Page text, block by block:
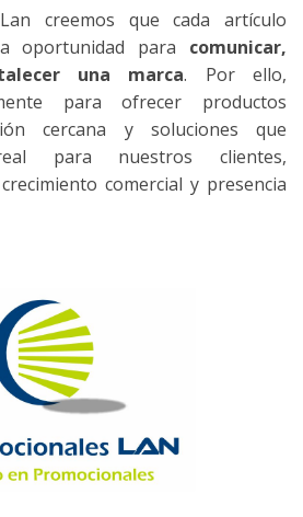
creemos que cada artículo
oportunidad para comunicar,
una marca. Por ello,
para ofrecer productos
cercana y soluciones que
para nuestros clientes,
comercial y presencia